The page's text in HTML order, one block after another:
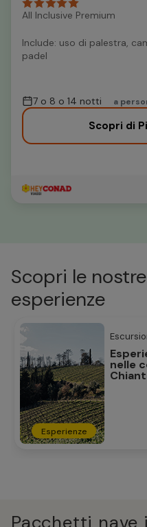
All Inclusive Premium
Include: uso di palestra,
padel
7 o 8 o 14 notti a
Scopri di
Scopri le nostre
esperienze
Esperienze
nelle
Pacchetti nave